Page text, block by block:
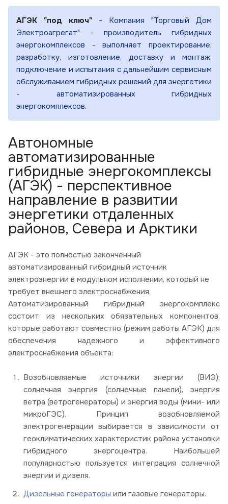
АГЭК "под ключ" - Компания "Торговый Дом
Электроагрегат" - производитель гибридных
энергокомплексов - выполняет проектирование,
разработку, изготовление, доставку и монтаж,
подключение и испытания с дальнейшим сервисным
обслуживанием гибридных решений для энергетики
- автоматизированных гибридных
энергокомплексов.
Автономные
автоматизированные
гибридные энергокомплексы
(АГЭК) - перспективное
направление в развитии
энергетики отдаленных
районов, Севера и Арктики
АГЭК - это полностью законченный
автоматизированный гибридный источник
электроэнергии в модульном исполнении, который не
требует внешнего электроснабжения.
Автоматизированный гибридный энергокомплекс
состоит из нескольких обязательных компонентов,
которые работают совместно (режим работы АГЭК) для
обеспечения надежного и эффективного
электроснабжения объекта:
Возобновляемые источники энергии (ВИЭ):
солнечная энергия (солнечные панели), энергия
ветра (ветрогенераторы) и энергия воды (мини- или
микроГЭС). Принцип возобновляемой
электрогенерации выбирается в зависимости от
геоклиматических характеристик района установки
гибридного энергоцентра. Наибольшей
популярностью пользуется интеграция солнечной
энергии и дизеля.
Дизельные генераторы или газовые генераторы.